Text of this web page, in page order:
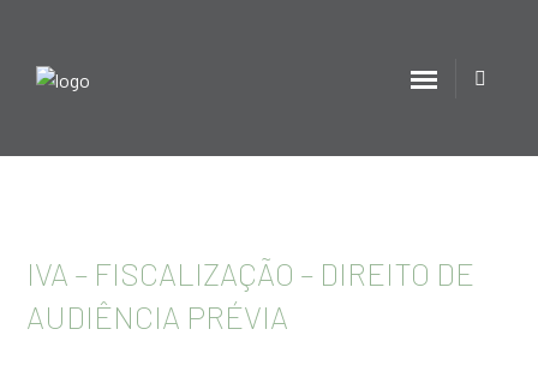
IVA – FISCALIZAÇÃO – DIREITO DE
AUDIÊNCIA PRÉVIA